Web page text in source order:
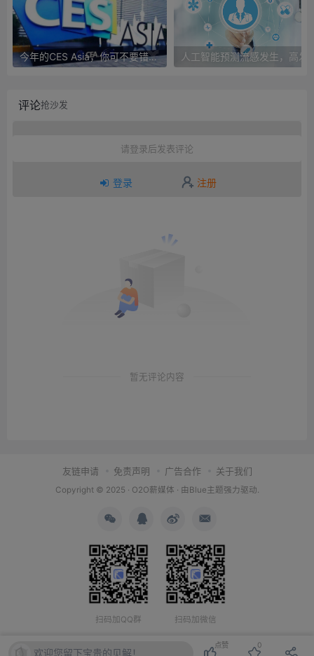
今年的CES Asia，你可不要错过这些自动驾驶看点
评论抢沙发
请登录后发表评论
登录 注册
暂无评论内容
友链申请 免责声明 广告合作 关于我们
Copyright © 2025 · O2O薪媒体 · 由 Blue主题强力驱动.
扫码加QQ群 扫码加微信
欢迎您留下宝贵的见解！
点赞 0